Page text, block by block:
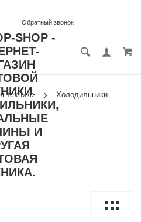
Обратный звонок
техника
Холодильники